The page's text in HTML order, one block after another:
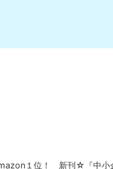
１位！ 新刊☆『中小